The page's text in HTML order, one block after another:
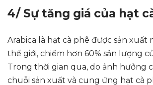
4/ Sự tăng giá của hạt
Arabica là hạt cà phê được sản
thế giới, chiếm hơn 60% sản lượng
Trong thời gian qua, do ảnh hưởng
chuỗi sản xuất và cung ứng hạt cà